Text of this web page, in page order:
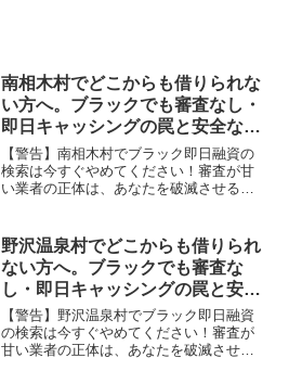
南相木村でどこからも借りられな
い方へ。ブラックでも審査なし・
即日キャッシングの罠と安全な解
決策
【警告】南相木村でブラック即日融資の
検索は今すぐやめてください！審査が甘
い業者の正体は、あなたを破滅させる闇
南相木村で違法業者を避け、借金地獄か
ら抜け出した方々の実体験と確実な解決
策を完全公開。
野沢温泉村でどこからも借りられ
ない方へ。ブラックでも審査な
し・即日キャッシングの罠と安全
な解決策
【警告】野沢温泉村でブラック即日融資
の検索は今すぐやめてください！審査が
甘い業者の正体は、あなたを破滅させる